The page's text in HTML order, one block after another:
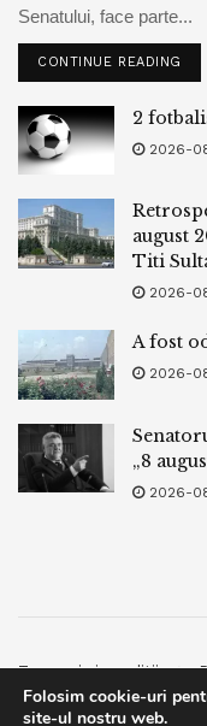
Senatului, face parte...
CONTINUE READING
2
2026-
august
Titi
2026-
A fost
2026-
„8
2026-
Termeni si conditii
Facebook
Contact
Folosim cookie-uri
site-ul nostru web.